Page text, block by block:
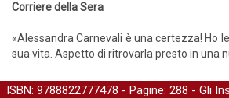
Corriere della Sera
«Alessandra Carnevali è una certezza! Ho
sua vita. Aspetto di ritrovarla presto in una
ISBN: 9788822777478 - Pagine: 288 - Gli